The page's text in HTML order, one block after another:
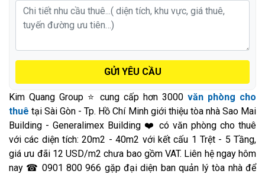
GỬI YÊU CẦU
Kim Quang Group ⭐ cung cấp hơn 3000 văn phòng cho
thuê tại Sài Gòn - Tp. Hồ Chí Minh giới thiệu tòa nhà Sao Mai
Building - Generalimex Building ❤️ có văn phòng cho thuê
với các diện tích: 20m2 - 40m2 với kết cấu 1 Trệt - 5 Tầng,
giá ưu đãi 12 USD/m2 chưa bao gồm VAT. Liên hệ ngay hôm
nay ☎ 0901 800 966 gặp đại diện ban quản lý tòa nhà để